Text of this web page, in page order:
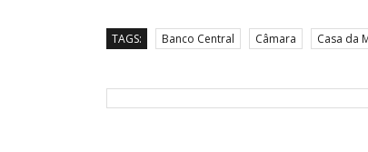
TAGS: Banco Central Câmara Casa da